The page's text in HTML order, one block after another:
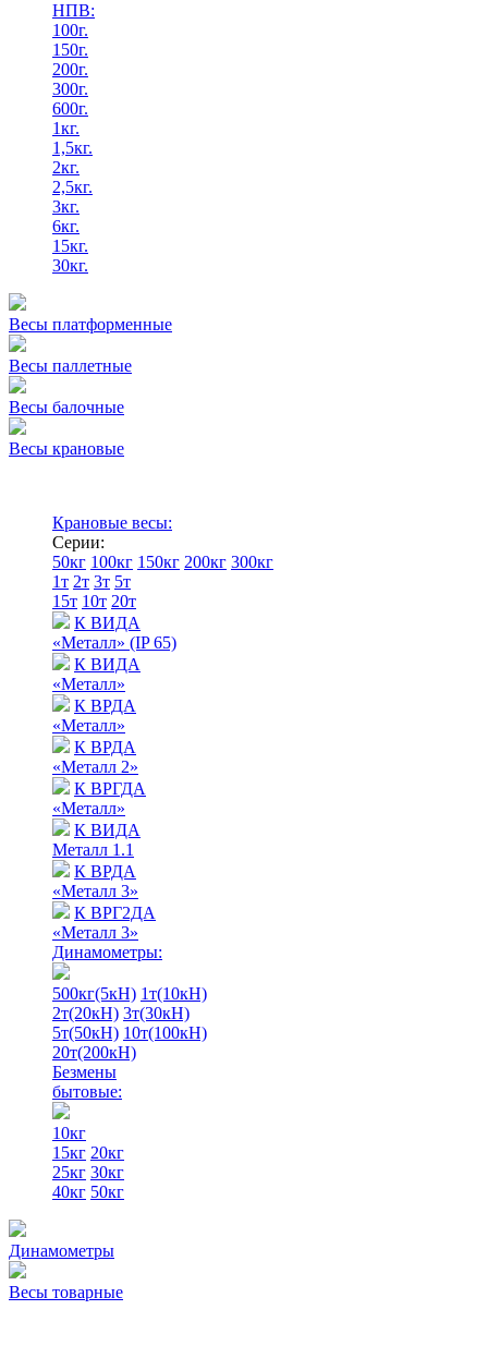
НПВ:
100г.
150г.
200г.
300г.
600г.
1кг.
1,5кг.
2кг.
2,5кг.
3кг.
6кг.
15кг.
30кг.
Весы платформенные
Весы паллетные
Весы балочные
Весы крановые
Крановые весы:
Серии:
50кг 100кг 150кг 200кг 300кг
1т 2т 3т 5т
15т 10т 20т
К ВИДА
«Металл» (IP 65)
К ВИДА
«Металл»
К ВРДА
«Металл»
К ВРДА
«Металл 2»
К ВРГДА
«Металл»
К ВИДА
Металл 1.1
К ВРДА
«Металл 3»
К ВРГ2ДА
«Металл 3»
Динамометры:
500кг(5кН) 1т(10кН)
2т(20кН) 3т(30кН)
5т(50кН) 10т(100кН)
20т(200кН)
Безмены
бытовые:
10кг
15кг 20кг
25кг 30кг
40кг 50кг
Динамометры
Весы товарные